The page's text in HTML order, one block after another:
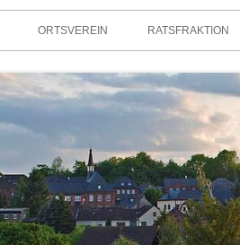
ORTSVEREIN RATSFRAKTION